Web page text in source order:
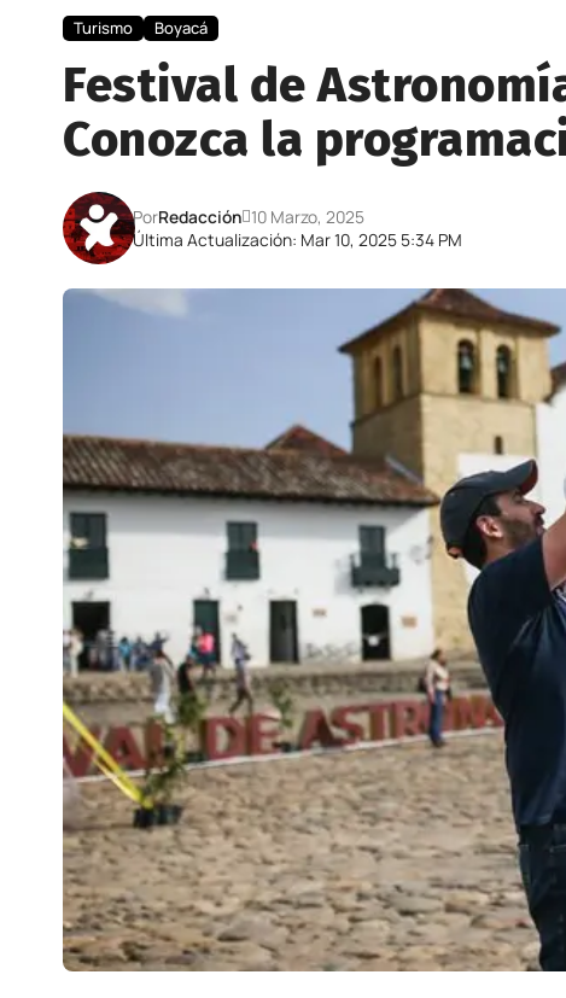
Turismo Boyacá
Festival de
Conozca la
Última Actualización: Mar 10, 2025 5:34 PM
PorRedacción 10 Marzo, 2025